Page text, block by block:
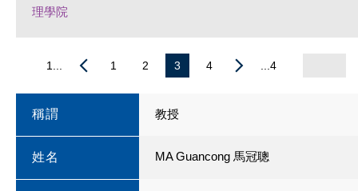
理學院
1... 1 2 3 4 ...4
稱謂 教授
姓名 MA Guancong 馬冠聰